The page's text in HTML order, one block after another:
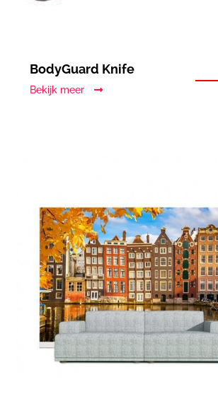
BodyGuard Knife
Bekijk meer